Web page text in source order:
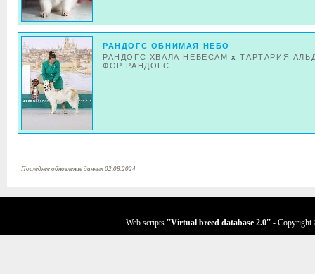
РАНДОГС ОБНИМАЯ НЕБО
РАНДОГС ХВАЛА НЕБЕСАМ xТАРТАРИЯ
ФОР РАНДОГС
Последнее обновление данных 02.08.2024
Web scripts ''Virtual breed database 2.0'' - Copyright